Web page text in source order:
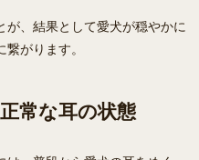
、結果として愛犬が穏やかに
がります。
常な耳の状態